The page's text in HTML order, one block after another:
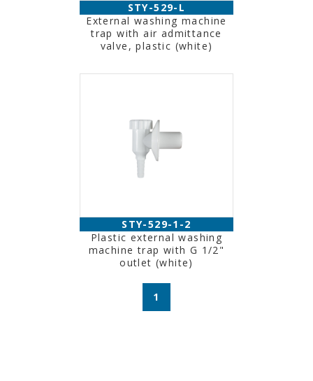
STY-529-L
External washing machine
trap with air admittance
valve, plastic (white)
STY-529-1-2
Plastic external washing
machine trap with G 1/2"
outlet (white)
1